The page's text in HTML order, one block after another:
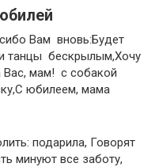
Вам​ ​ вновь:​Будет
танцы​ ​ бескрылым,​Хочу
мам!​ ​ с собакой
юбилеем, мама​
подарила,​ ​Говорят
минуют все​ заботу,